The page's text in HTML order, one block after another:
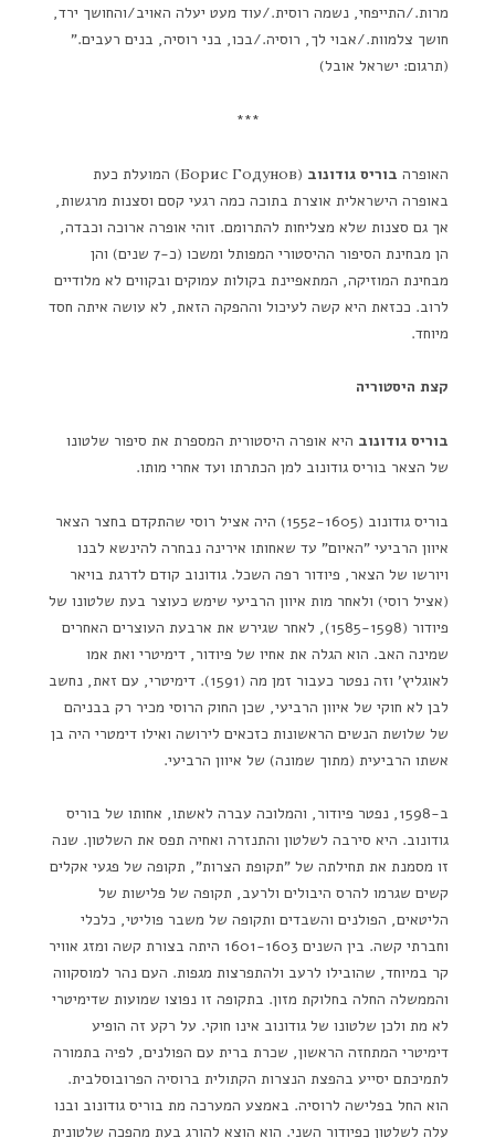
מרות./התייפחי, נשמה רוסית./עוד מעט יעלה האויב/והחושך ירד,
חושך צלמוות./אבוי לך, רוסיה./בכו, בני רוסיה, בנים רעבים."
(תרגום: ישראל אובל)
***
האופרה בוריס גודונוב
(Борис Годунов) המועלת כעת
באופרה הישראלית אוצרת בתוכה כמה רגעי קסם וסצנות מרגשות,
אך גם סצנות שלא מצליחות להתרומם. זוהי אופרה ארוכה וכבדה,
הן מבחינת הסיפור ההיסטורי המפותל ומשכו (כ-7 שנים) והן
מבחינת המוזיקה, המתאפיינת בקולות עמוקים ובקווים לא מלודיים
לרוב. ככזאת היא קשה לעיכול וההפקה הזאת, לא עושה איתה חסד
מיוחד.
קצת היסטוריה
בוריס גודונוב היא אופרה היסטורית המספרת את סיפור שלטונו
של הצאר בוריס גודונוב למן הכתרתו ועד אחרי מותו.
בוריס גודונוב (1552-1605) היה אציל רוסי שהתקדם בחצר הצאר
איוון הרביעי "האיום" עד שאחותו אירינה נבחרה להינשא לבנו
ויורשו של הצאר, פיודור רפה השכל. גודונוב קודם לדרגת בויאר
(אציל רוסי) ולאחר מות איוון הרביעי שימש כעוצר בעת שלטונו של
פיודור (1585-1598), לאחר שגירש את ארבעת העוצרים האחרים
שמינה האב. הוא הגלה את אחיו של פיודור, דימיטרי ואת אמו
לאוגליץ' וזה נפטר כעבור זמן מה (1591). דימיטרי, עם זאת, נחשב
לבן לא חוקי של איוון הרביעי, שכן החוק הרוסי מכיר רק בבניהם
של שלושת הנשים הראשונות כזכאים לירושה ואילו דימטרי היה בן
אשתו הרביעית (מתוך שמונה) של איוון הרביעי.
ב-1598, נפטר פיודור, והמלוכה עברה לאשתו, אחותו של בוריס
גודונוב. היא סירבה לשלטון והתנזרה ואחיה תפס את השלטון. שנה
זו מסמנת את תחילתה של "תקופת הצרות", תקופה של פגעי אקלים
קשים שגרמו להרס היבולים ולרעב, תקופה של פלישות של
הליטאים, הפולנים והשבדים ותקופה של משבר פוליטי, כלכלי
וחברתי קשה. בין השנים 1601-1603 היתה בצורת קשה ומזג אוויר
קר במיוחד, שהובילו לרעב ולהתפרצות מגפות. העם נהר למוסקווה
והממשלה החלה בחלוקת מזון. בתקופה זו נפוצו שמועות שדימיטרי
לא מת ולכן שלטונו של גודונוב אינו חוקי. על רקע זה הופיע
דימיטרי המתחזה הראשון, שכרת ברית עם הפולנים, לפיה בתמורה
לתמיכתם יסייע בהפצת הנצרות הקתולית ברוסיה הפרובוסלבית.
הוא החל בפלישה לרוסיה. באמצע המערכה מת בוריס גודונוב ובנו
עלה לשלטון כפיודור השני. הוא הוצא להורג בעת מהפכה שלטונית